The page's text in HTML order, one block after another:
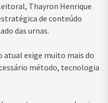
Thayron Henrique
de conteúdo
das urnas.
atual exige muito mais do
método, tecnologia